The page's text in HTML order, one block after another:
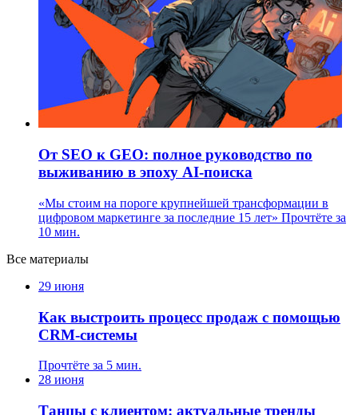
От SEO к GEO: полное руководство по
выживанию в эпоху AI-поиска
«Мы стоим на пороге крупнейшей трансформации в
цифровом маркетинге за последние 15 лет» Прочтёте за
10 мин.
Все материалы
29 июня
Как выстроить процесс продаж с помощью
CRM-системы
Прочтёте за 5 мин.
28 июня
Танцы с клиентом: актуальные тренды